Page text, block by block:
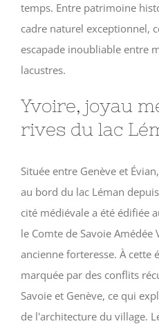
temps. Entre patrimoine
cadre naturel exceptionnel,
escapade inoubliable entre
lacustres.
Yvoire, joyau
rives du lac
Située entre Genève et
au bord du lac Léman
cité médiévale a été édifiée
le Comte de Savoie
ancienne forteresse. À cette
marquée par des conflits
Savoie et Genève, ce qui
de l'architecture du village.